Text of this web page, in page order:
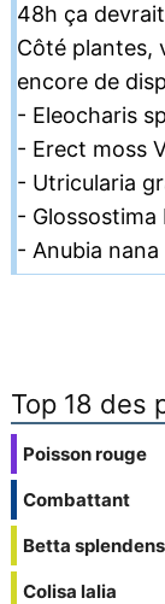
48h ça
Côté plantes,
encore de
- Eleocharis
- Erect moss
- Utricularia
- Glossostima
- Anubia nana
Top 18 des
Poisson rouge
Combattant
Betta splendens
Colisa lalia